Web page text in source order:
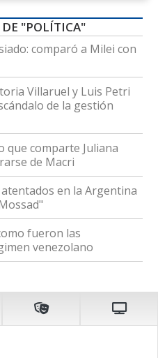
"POLÍTICA"
comparó a Milei con
Villaruel y Luis Petri
de la gestión
que comparte Juliana
de Macri
en la Argentina
fueron las
venezolano